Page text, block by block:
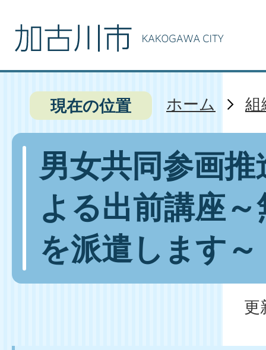
現在の位置 ホーム 組
男女共同参画
よる出前講座
を派遣します～
更